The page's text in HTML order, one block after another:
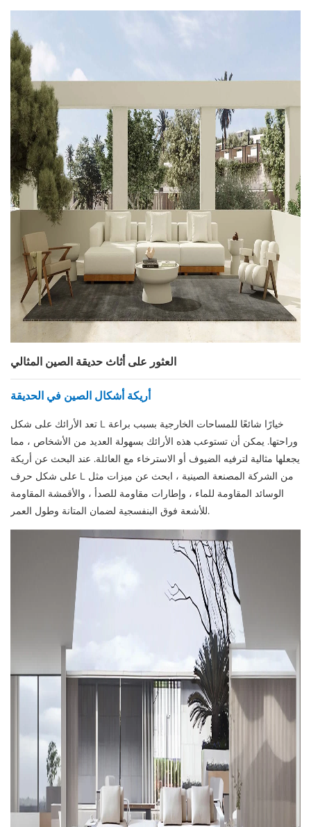
العثور على أثاث حديقة الصين المثالي
أريكة أشكال الصين في الحديقة
تعد الأرائك على شكل L خيارًا شائعًا للمساحات الخارجية بسبب براعة
وراحتها. يمكن أن تستوعب هذه الأرائك بسهولة العديد من الأشخاص ، مما
يجعلها مثالية لترفيه الضيوف أو الاسترخاء مع العائلة. عند البحث عن أريكة
على شكل حرف L من الشركة المصنعة الصينية ، ابحث عن ميزات مثل
الوسائد المقاومة للماء ، وإطارات مقاومة للصدأ ، والأقمشة المقاومة
للأشعة فوق البنفسجية لضمان المتانة وطول العمر.